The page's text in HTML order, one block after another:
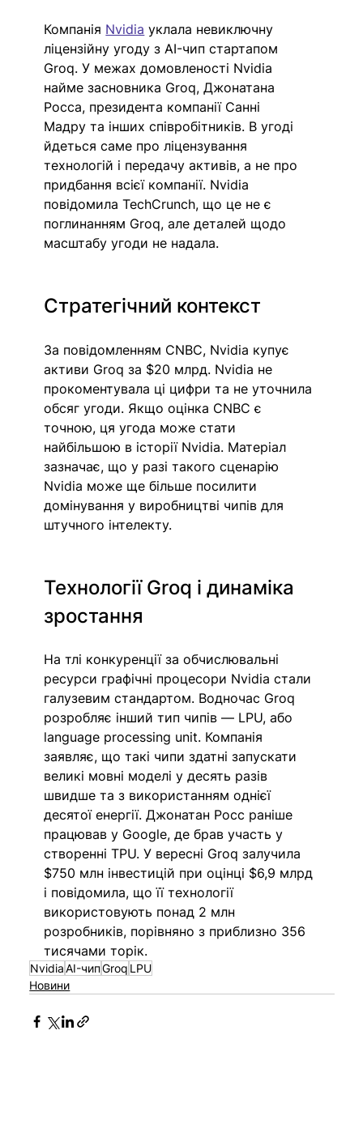
Компанія Nvidia уклала невиключну
ліцензійну угоду з AI-чип стартапом
Groq. У межах домовленості Nvidia
найме засновника Groq, Джонатана
Росса, президента компанії Санні
Мадру та інших співробітників. В угоді
йдеться саме про ліцензування
технологій і передачу активів, а не про
придбання всієї компанії. Nvidia
повідомила TechCrunch, що це не є
поглинанням Groq, але деталей щодо
масштабу угоди не надала.
Стратегічний контекст
За повідомленням CNBC, Nvidia купує
активи Groq за $20 млрд. Nvidia не
прокоментувала ці цифри та не уточнила
обсяг угоди. Якщо оцінка CNBC є
точною, ця угода може стати
найбільшою в історії Nvidia. Матеріал
зазначає, що у разі такого сценарію
Nvidia може ще більше посилити
домінування у виробництві чипів для
штучного інтелекту.
Технології Groq і динаміка
зростання
На тлі конкуренції за обчислювальні
ресурси графічні процесори Nvidia стали
галузевим стандартом. Водночас Groq
розробляє інший тип чипів — LPU, або
language processing unit. Компанія
заявляє, що такі чипи здатні запускати
великі мовні моделі у десять разів
швидше та з використанням однієї
десятої енергії. Джонатан Росс раніше
працював у Google, де брав участь у
створенні TPU. У вересні Groq залучила
$750 млн інвестицій при оцінці $6,9 млрд
і повідомила, що її технології
використовують понад 2 млн
розробників, порівняно з приблизно 356
тисячами торік.
NvidiaAI-чипGroq LPU
Новини